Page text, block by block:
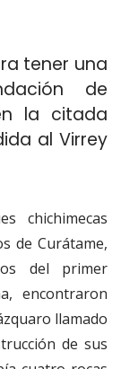
tener una
de
la citada
al Virrey
chichimecas
de Curátame,
del primer
encontraron
llamado
de sus